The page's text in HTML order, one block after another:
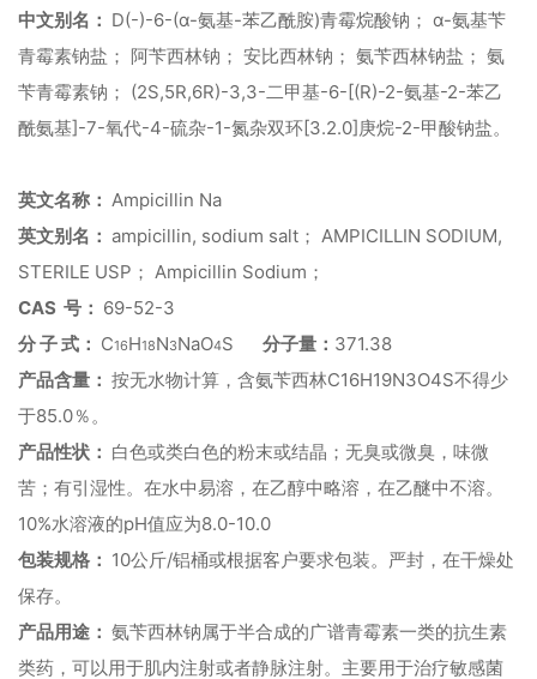
中文别名：
D(-)-6-(α-氨基-苯乙酰胺)青霉烷酸钠； α-氨基苄
青霉素钠盐；
阿苄西林钠； 安比西林钠； 氨苄西林钠盐；
氨
苄青霉素钠；
(2S,5R,6R)-3,3-二甲基-6-[(R)-2-氨基-2-苯乙
酰氨基]-7-氧代-4-硫杂-1-氮杂双环[3.2.0]庚烷-2-甲酸钠盐。
英文名称： Ampicillin Na
英文别名： ampicillin, sodium salt ；
AMPICILLIN SODIUM,
STERILE USP ； Ampicillin Sodium ；
CAS 号： 69-52-3
分子式： C16H18N3NaO4S 分子量： 371.38
产品含量： 按无水物计算，含氨苄西林C16H19N3O4S不得少
于85.0％。
产品性状：
白色或类白色的粉末或结晶；无臭或微臭，味微
苦；有引湿性。在水中易溶，在乙醇中略溶，在乙醚中不溶。
10%水溶液的pH值应为8.0-10.0
包装规格： 10公斤/铝桶或根据客户要求包装。严封，在干燥处
保存。
产品用途： 氨苄西林钠属于半合成的广谱青霉素一类的抗生素
类药，可以用于肌内注射或者静脉注射。主要用于治疗敏感菌